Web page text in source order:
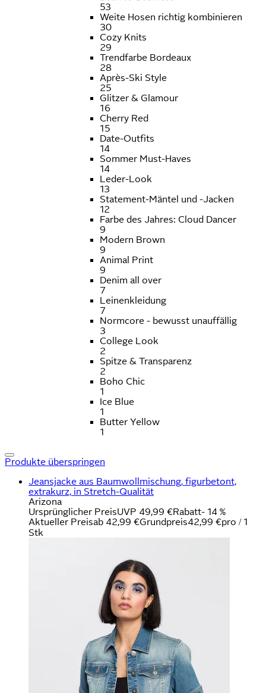
53
Weite Hosen richtig kombinieren
30
Cozy Knits
29
Trendfarbe Bordeaux
28
Après-Ski Style
25
Glitzer & Glamour
16
Cherry Red
15
Date-Outfits
14
Sommer Must-Haves
14
Leder-Look
13
Statement-Mäntel und -Jacken
12
Farbe des Jahres: Cloud Dancer
9
Modern Brown
9
Animal Print
9
Denim all over
7
Leinenkleidung
7
Normcore - bewusst unauffällig
3
College Look
2
Spitze & Transparenz
2
Boho Chic
1
Ice Blue
1
Butter Yellow
1
Produkte überspringen
Jeansjacke aus Baumwollmischung, figurbetont,
extrakurz, in Stretch-Qualität
Arizona
Ursprünglicher PreisUVP 49,99 €Rabatt- 14 %
Aktueller Preisab 42,99 €Grundpreis42,99 €pro / 1
Stk